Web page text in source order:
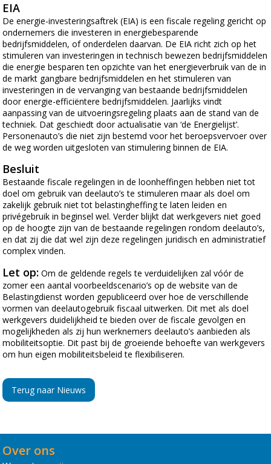
EIA
De energie-investeringsaftrek (EIA) is een fiscale regeling gericht op
ondernemers die investeren in energiebesparende
bedrijfsmiddelen, of onderdelen daarvan. De EIA richt zich op het
stimuleren van investeringen in technisch bewezen bedrijfsmiddelen
die energie besparen ten opzichte van het energieverbruik van de in
de markt gangbare bedrijfsmiddelen en het stimuleren van
investeringen in de vervanging van bestaande bedrijfsmiddelen
door energie-efficiëntere bedrijfsmiddelen. Jaarlijks vindt
aanpassing van de uitvoeringsregeling plaats aan de stand van de
techniek. Dat geschiedt door actualisatie van ‘de Energielijst’.
Personenauto’s die niet zijn bestemd voor het beroepsvervoer over
de weg worden uitgesloten van stimulering binnen de EIA.
Besluit
Bestaande fiscale regelingen in de loonheffingen hebben niet tot
doel om gebruik van deelauto’s te stimuleren maar als doel om
zakelijk gebruik niet tot belastingheffing te laten leiden en
privégebruik in beginsel wel. Verder blijkt dat werkgevers niet goed
op de hoogte zijn van de bestaande regelingen rondom deelauto’s,
en dat zij die dat wel zijn deze regelingen juridisch en administratief
complex vinden.
Let op: Om de geldende regels te verduidelijken zal vóór de
zomer een aantal voorbeeldscenario’s op de website van de
Belastingdienst worden gepubliceerd over hoe de verschillende
vormen van deelautogebruik fiscaal uitwerken. Dit met als doel
werkgevers duidelijkheid te bieden over de fiscale gevolgen en
mogelijkheden als zij hun werknemers deelauto’s aanbieden als
mobiliteitsoptie. Dit past bij de groeiende behoefte van werkgevers
om hun eigen mobiliteitsbeleid te flexibiliseren.
Terug naar Nieuws
Over ons